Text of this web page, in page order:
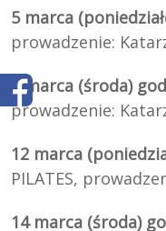
5 marca
prowadzenie:
7 marca (środa)
prowadzenie:
12 marca
PILATES,
14 marca (środa)